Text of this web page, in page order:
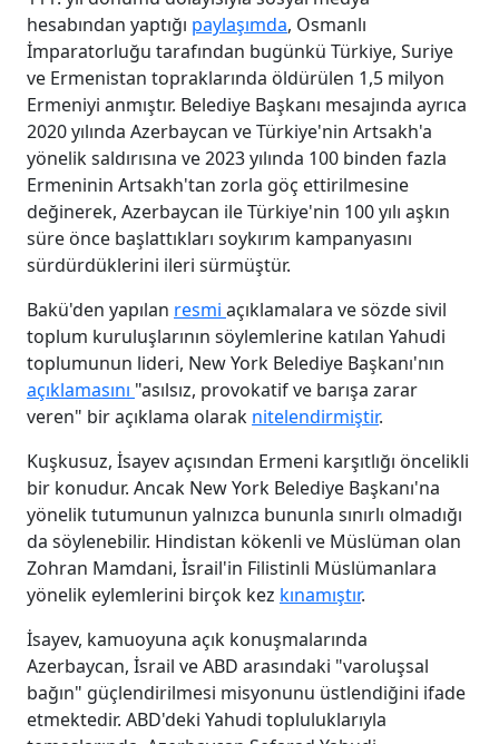
hesabından yaptığı paylaşımda, Osmanlı
İmparatorluğu tarafından bugünkü Türkiye, Suriye
ve Ermenistan topraklarında öldürülen 1,5 milyon
Ermeniyi anmıştır. Belediye Başkanı mesajında ayrıca
2020 yılında Azerbaycan ve Türkiye'nin Artsakh'a
yönelik saldırısına ve 2023 yılında 100 binden fazla
Ermeninin Artsakh'tan zorla göç ettirilmesine
değinerek, Azerbaycan ile Türkiye'nin 100 yılı aşkın
süre önce başlattıkları soykırım kampanyasını
sürdürdüklerini ileri sürmüştür.
Bakü'den yapılan resmi açıklamalara ve sözde sivil
toplum kuruluşlarının söylemlerine katılan Yahudi
toplumunun lideri, New York Belediye Başkanı'nın
açıklamasını "asılsız, provokatif ve barışa zarar
veren" bir açıklama olarak nitelendirmiştir.
Kuşkusuz, İsayev açısından Ermeni karşıtlığı öncelikli
bir konudur. Ancak New York Belediye Başkanı'na
yönelik tutumunun yalnızca bununla sınırlı olmadığı
da söylenebilir. Hindistan kökenli ve Müslüman olan
Zohran Mamdani, İsrail'in Filistinli Müslümanlara
yönelik eylemlerini birçok kez kınamıştır.
İsayev, kamuoyuna açık konuşmalarında
Azerbaycan, İsrail ve ABD arasındaki "varoluşsal
bağın" güçlendirilmesi misyonunu üstlendiğini ifade
etmektedir. ABD'deki Yahudi topluluklarıyla